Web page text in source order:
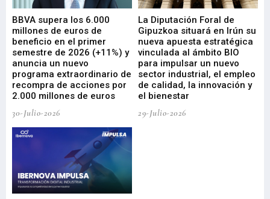
BBVA supera los 6.000
millones de euros de
beneficio en el primer
semestre de 2026 (+11%) y
anuncia un nuevo
programa extraordinario de
recompra de acciones por
2.000 millones de euros
30-Julio-2026
La Diputación Foral de
Gipuzkoa situará en Irún su
nueva apuesta estratégica
vinculada al ámbito BIO
para impulsar un nuevo
sector industrial, el empleo
de calidad, la innovación y
el bienestar
29-Julio-2026